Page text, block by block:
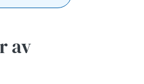
av